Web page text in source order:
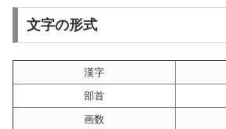
文字の形式
漢字
部首
画数